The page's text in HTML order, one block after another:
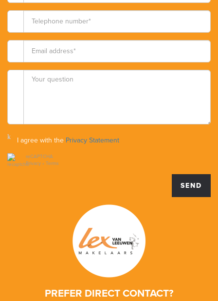
I agree with the Privacy Statement
reCAPTCHA
Privacy • Terms
SEND
PREFER DIRECT CONTACT?